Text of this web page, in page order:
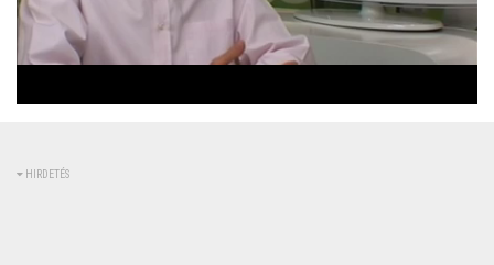
kikapcsolva
0%
0%
HIRDETÉS